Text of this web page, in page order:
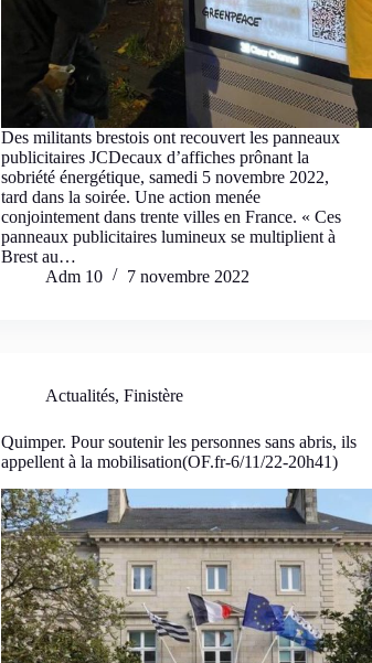
​Des militants brestois ont recouvert les panneaux
publicitaires JCDecaux d’affiches prônant la
sobriété énergétique, samedi 5 novembre 2022,
tard dans la soirée. Une action menée
conjointement dans trente villes en France. « Ces
panneaux publicitaires lumineux se multiplient à
Brest au…
Adm 10
7 novembre 2022
Actualités,Finistère
Quimper. Pour soutenir les personnes sans abris, ils
appellent à la mobilisation(OF.fr-6/11/22-20h41)